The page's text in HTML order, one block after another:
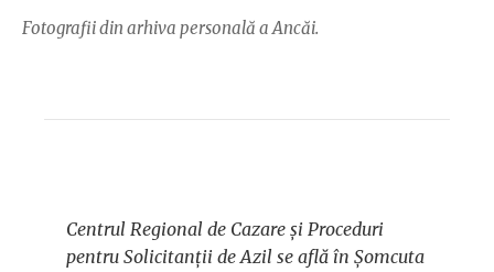
Fotografii din arhiva personală a Ancăi.
Centrul Regional de Cazare și Proceduri
pentru Solicitanții de Azil se află în Șomcuta